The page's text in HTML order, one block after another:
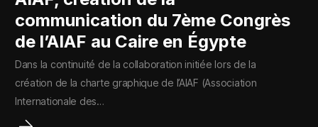
communication du 7ème Congrès
de l’AIAF au Caire en Égypte
Dans la continuité de la collaboration initiée lors de la
création de la charte graphique de l’AIAF (Association
Internationale des…